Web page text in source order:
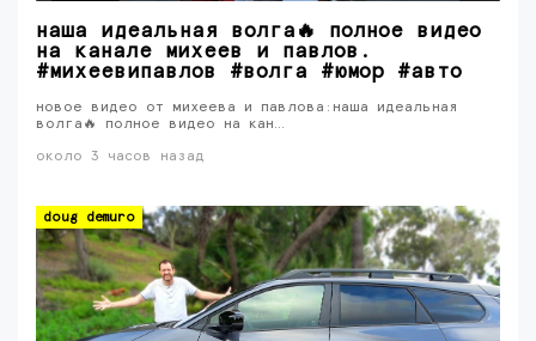
наша идеальная волга🔥 полное видео
на канале михеев и павлов.
#михеевипавлов #волга #юмор #авто
новое видео от михеева и павлова:наша идеальная
волга🔥 полное видео на кан…
около 3 часов назад
doug demuro